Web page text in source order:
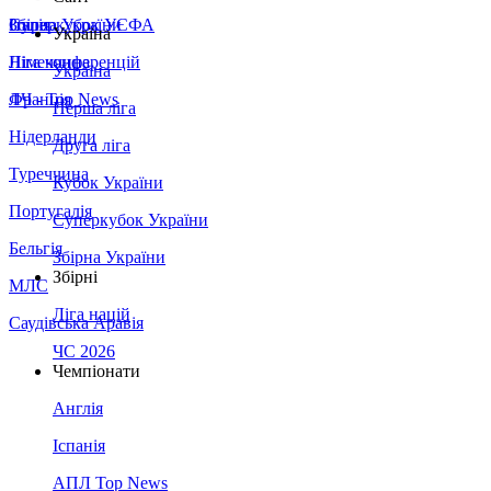
Збірна України
Італія
Німеччина
Франція
Нідерланди
Туреччина
Португалія
Бельгія
МЛС
Саудівська Аравія
Суперкубок УЄФА
Ліга конференцій
ЛЧ - Top News
Україна
Україна
Перша ліга
Друга ліга
Кубок України
Суперкубок України
Збірна України
Збірні
Ліга націй
ЧС 2026
Чемпіонати
Англія
Іспанія
АПЛ Top News